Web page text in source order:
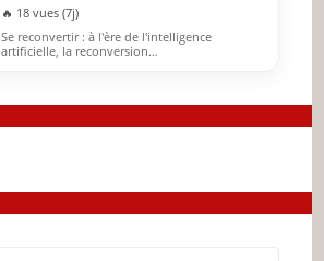
🔥 18 vues (7j)
Se reconvertir : à l'ère de l'intelligence
artificielle, la reconversion…